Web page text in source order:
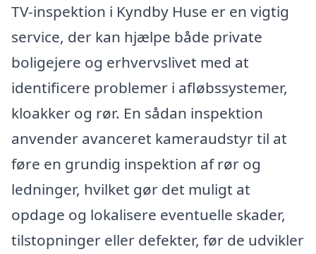
TV-inspektion i Kyndby Huse er en vigtig
service, der kan hjælpe både private
boligejere og erhvervslivet med at
identificere problemer i afløbssystemer,
kloakker og rør. En sådan inspektion
anvender avanceret kameraudstyr til at
føre en grundig inspektion af rør og
ledninger, hvilket gør det muligt at
opdage og lokalisere eventuelle skader,
tilstopninger eller defekter, før de udvikler